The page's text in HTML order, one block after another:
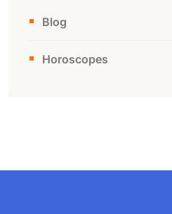
Blog
Horoscopes